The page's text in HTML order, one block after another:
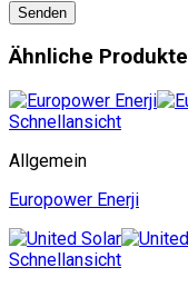
Ähnliche Produkte
Schnellansicht
Allgemein
Europower Enerji
Schnellansicht